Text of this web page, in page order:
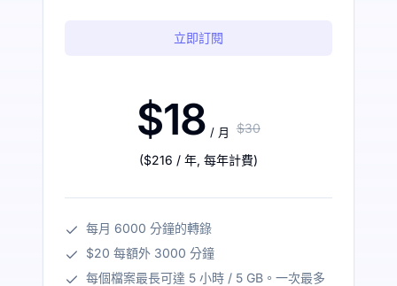
立即訂閱
$18 / 月 $30
($216 / 年, 每年計費)
每月 6000 分鐘的轉錄
$20 每額外 3000 分鐘
每個檔案最長可達 5 小時 / 5 GB。一次最多